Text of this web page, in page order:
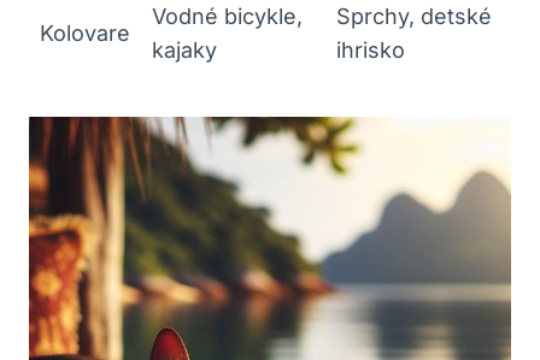
Kolovare
Vodné bicykle,
kajaky
Sprchy, detské
ihrisko